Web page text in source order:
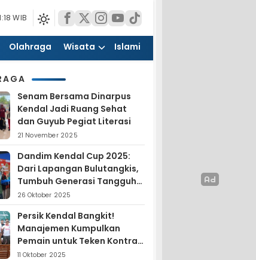
WIB
Olahraga Wisata Islami
Senam Bersama Dinarpus
Kendal Jadi Ruang Sehat
dan Guyub Pegiat Literasi
21 November 2025
Dandim Kendal Cup 2025:
Dari Lapangan Bulutangkis,
Tumbuh Generasi Tangguh
dan Nasionalis
26 Oktober 2025
Persik Kendal Bangkit!
Manajemen Kumpulkan
Pemain untuk Teken Kontrak
Jelang Liga 4
11 Oktober 2025